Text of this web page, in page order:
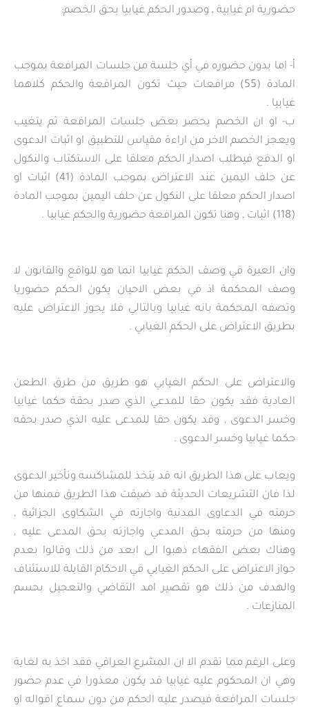
حضورية ام غيابية , وصدور الحكم غيابيا بحق الخصم:
أ‌- اما بدون حضوره في أي جلسة من جلسات المرافعة بموجب
المادة (55) مرافعات حيث تكون المرافعة والحكم كلاهما
غيابيا .
ب‌- او ان الخصم يحضر بعض جلسات المرافعة ثم يتغيب
ويعجز الخصم الاخر من اراءة مقياس للتطبيق او اثبات الدعوى
او الدفع فيطلب اصدار الحكم معلقا على الاستكتاب والنكول
عن حلف اليمين عند الاعتراض بموجب المادة (41) اثبات او
اصدار الحكم معلقا على النكول عن حلف اليمين بموجب المادة
(118) اثبات , وهنا تكون المرافعة حضورية والحكم غيابيا .
وان العبرة في وصف الحكم غيابيا انما هو للواقع والقانون لا
وصف المحكمة اذ في بعض الاحيان يكون الحكم حضوريا
وتصفه المحكمة بانه غيابيا وبالتالي فلا يجوز الاعتراض عليه
بطريق الاعتراض على الحكم الغيابي .
والاعتراض على الحكم الغيابي هو طريق من طرق الطعن
العادية فقد يكون حقا للمدعي الذي صدر بحقة حكما غيابيا
وخسر الدعوى , وقد يكون حقا للمدعى عليه الذي صدر بحقه
حكما غيابيا وخسر الدعوى .
ويعاب على هذا الطريق انه قد يتخذ للمشاكسه وتأخير الدعوى
لذا فان التشريعات الحديثة قد ضيقت هذا الطريق فمنها من
حرمته في الدعاوى المدنية واجازته في الشكاوى الجزائية ,
ومنها من حرمته بحق المدعي واجازته بحق المدعى عليه ,
وهناك بعض الفقهاء ذهبوا الى ابعد من ذلك وقالوا بعدم
جواز الاعتراض على الحكم الغيابي في الاحكام القابلة للاستئناف
والهدف من ذلك هو تقصير امد التقاضي والتعجيل بحسم
المنازعات .
وعلى الرغم مما تقدم الا ان المشرع العراقي فقد اخذ به لغاية
وهي ان المحكوم عليه غيابيا قد يكون معذورا في عدم حضور
جلسات المرافعة فيصدر عليه الحكم من دون سماع اقواله او